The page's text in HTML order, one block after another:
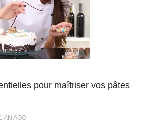
pour maîtriser vos pâtes
1 AN AGO